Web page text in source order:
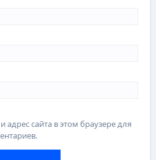
сайта в этом браузере для